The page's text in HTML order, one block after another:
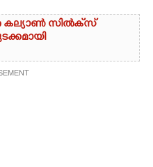
കല്യാൺ സിൽക്‌സ്